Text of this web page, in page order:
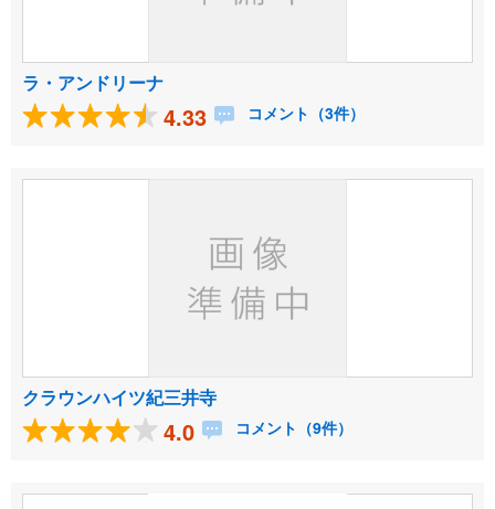
ラ・アンドリーナ
4.33 コメント（3件）
クラウンハイツ紀三井寺
4.0 コメント（9件）